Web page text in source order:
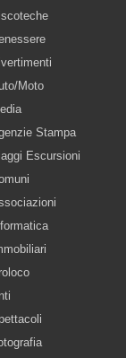
Moto
Stampa
Escursioni